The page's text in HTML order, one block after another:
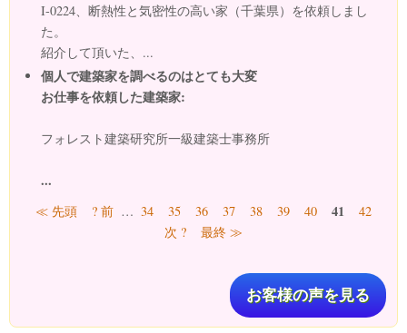
I-0224、断熱性と気密性の高い家（千葉県）を依頼しまし
た。
紹介して頂いた、...
個人で建築家を調べるのはとても大変
お仕事を依頼した建築家:
フォレスト建築研究所一級建築士事務所
...
ページ
≪ 先頭 ? 前 … 34 35 36 37 38 39 40 41
42
次 ?
最終 ≫
お客様の声を見る